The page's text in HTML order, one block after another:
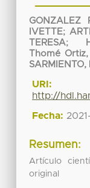
GONZALEZ
IVETTE;
TERESA;
Thomé
SARMIENTO,
URI:
http://
Fecha:
Resumen:
Artículo
original